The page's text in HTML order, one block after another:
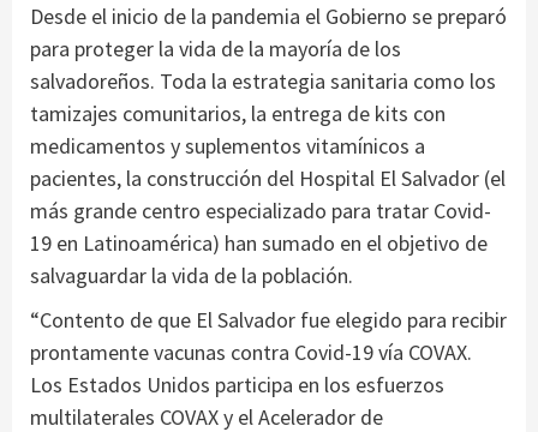
Desde el inicio de la pandemia el Gobierno se preparó
para proteger la vida de la mayoría de los
salvadoreños. Toda la estrategia sanitaria como los
tamizajes comunitarios, la entrega de kits con
medicamentos y suplementos vitamínicos a
pacientes, la construcción del Hospital El Salvador (el
más grande centro especializado para tratar Covid-
19 en Latinoamérica) han sumado en el objetivo de
salvaguardar la vida de la población.
“Contento de que El Salvador fue elegido para recibir
prontamente vacunas contra Covid-19 vía COVAX.
Los Estados Unidos participa en los esfuerzos
multilaterales COVAX y el Acelerador de